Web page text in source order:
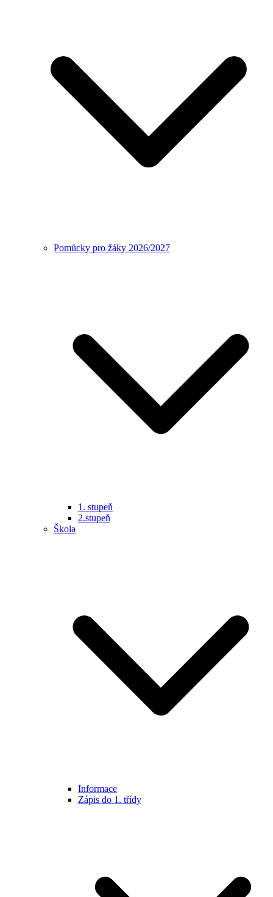
Pomůcky pro žáky 2026/2027
1. stupeň
2.stupeň
Škola
Informace
Zápis do 1. třídy